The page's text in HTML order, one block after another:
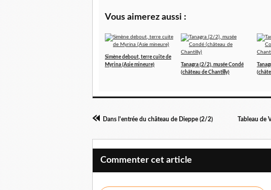
Vous aimerez aussi :
Simène debout, terre cuite de
Myrina (Asie mineure)
Tanagra (2/2), musée Condé
(château de Chantilly)
Dans l'entrée du château de Dieppe (2/2) Tableau
Commenter cet article